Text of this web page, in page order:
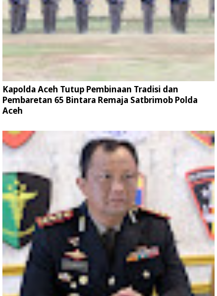
Kapolda Aceh Tutup Pembinaan Tradisi dan
Pembaretan 65 Bintara Remaja Satbrimob Polda
Aceh